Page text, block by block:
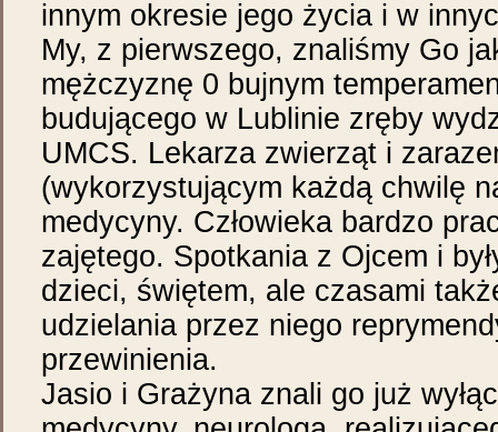
innym okresie jego życia i w
My, z pierwszego, znaliśmy Go
mężczyznę 0 bujnym
budującego w Lublinie zręby
UMCS. Lekarza zwierząt i
(wykorzystującym każdą chwilę
medycyny. Człowieka bardzo
zajętego. Spotkania z Ojcem i
dzieci, świętem, ale czasami
udzielania przez niego
przewinienia.
Jasio i Grażyna znali go już